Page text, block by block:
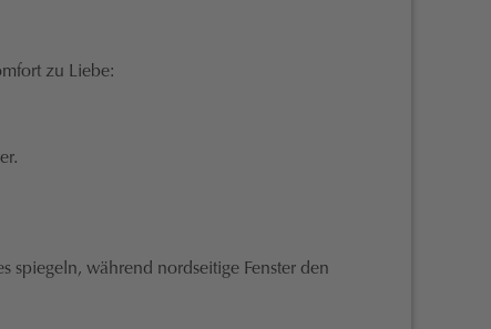
zu Liebe:
spiegeln, während nordseitige Fenster den